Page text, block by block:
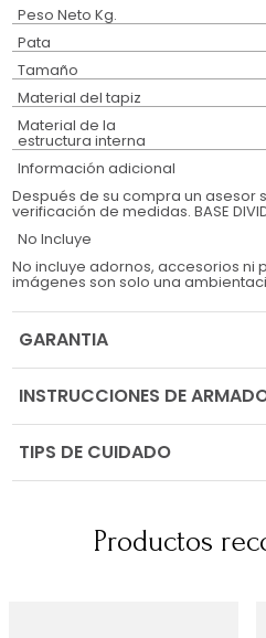
Peso Neto Kg.
Pata
Tamaño
Material del tapiz
Material de la
estructura interna
Información adicional
Después de su compra un asesor
verificación de medidas. BASE
No Incluye
No incluye adornos, accesorios ni
imágenes son solo una
GARANTIA
INSTRUCCIONES DE
TIPS DE CUIDADO
Productos